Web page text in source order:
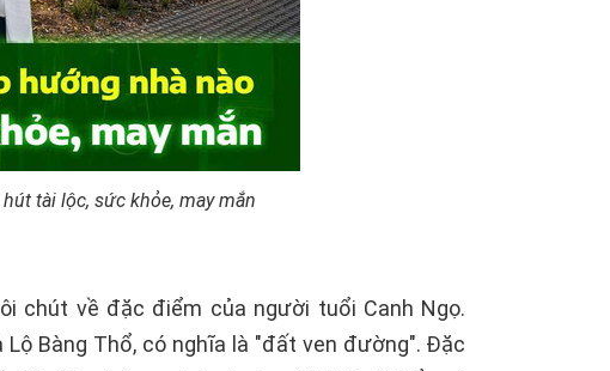
tài lộc, sức khỏe, may mắn
chút về đặc điểm của người tuổi Canh Ngọ.
Bàng Thổ, có nghĩa là "đất ven đường". Đặc